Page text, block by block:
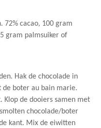
72% cacao, 100 gram
gram palmsuiker of
Hak de chocolade in
de boter au bain marie.
Klop de dooiers samen met
chocolade/boter
kant. Mix de eiwitten